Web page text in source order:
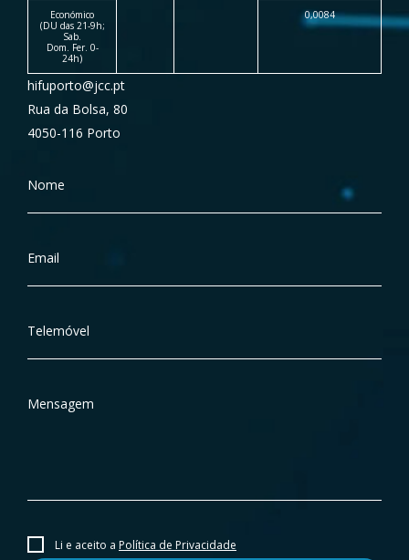
Económico
(DU das 21-9h;
Sab.
Dom. Fer. 0-
24h)
0,0084
hifuporto@jcc.pt
Rua da Bolsa, 80
4050-116 Porto
Nome
Email
Telemóvel
Mensagem
Li e aceito a Política de Privacidade